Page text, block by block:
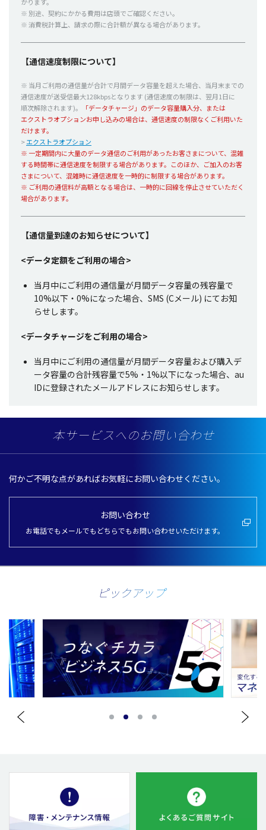
※ 別途、 契約にかかる費用は店頭でご確認ください。
※消費税計算上、 請求の際に合計額が異なる場合があります。
【通信速度制限について】
※ 当月 ご利用の通信量が合計で月間データ容量を超えた場合、 当月末までの
通信速度が送受信最大128kbpsとなります (通信速度の制限は、 翌月1日に
順次解除されます)。 「データチャージ」のデータ容量購入分、または
エクストラオプションお申し込みの場合は、 通信速度の制限なくご利用いた
だけます。
>エクストラオプション
※ 一定期間内に大量のデータ通信のご利用があったお客さまについて、 混雑
する時間帯に通信速度を制限する場合があります。このほか、ご加入のお客
さまについて、 混雑時に通信速度を一時的に制限する場合があります。
※ ご利用の通信料が高額となる場合は、 一時的に回線を停止させていただく
場合があります。
【通信量到達のお知らせについて】
<データ定額をご利用の場合>
当月中にご利用の通信量が月間データ容量の残容量で
10%以下・0%になった場合、SMS (Cメール) にてお知
らせします。
<データチャージをご利用の場合>
当月中にご利用の通信量が月間データ容量および購入デ
ータ容量の合計残容量で5%・1%以下になった場合、au
IDに登録されたメールアドレスにお知らせします。
本サービスへのお問い合わせ
何かご不明な点があればお気軽にお問い合わせください。
お問い合わせ
お電話でもメールでもどちらでもお問い合わせいただけます。
ピックアップ